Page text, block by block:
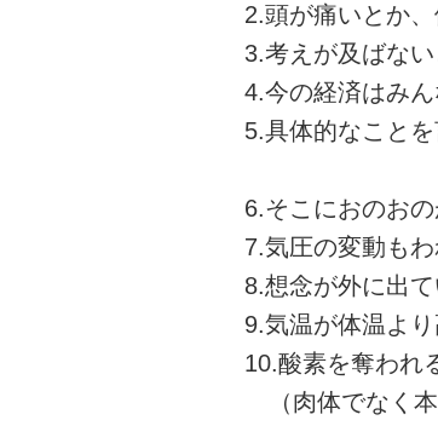
2.頭が痛いとか
3.考えが及ばない
4.今の経済はみん
5.具体的なこと
6.そこにおのお
7.気圧の変動も
8.想念が外に出
9.気温が体温よ
10.酸素を奪われ
（肉体でなく本